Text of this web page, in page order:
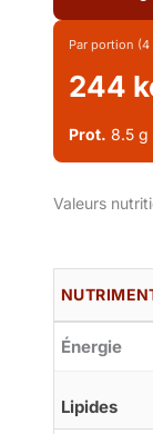
Par portion (4
244
Prot. 8.5
Valeurs
Énergie
Lipides